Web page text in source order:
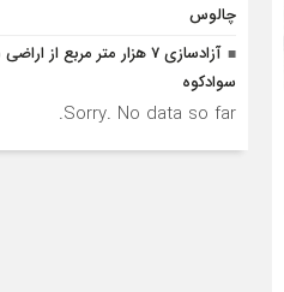
چالوس
آزادسازی 7 هزار متر مربع از
سوادکوه
Sorry. No data so far.